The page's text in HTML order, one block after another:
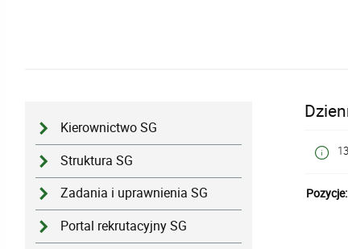
Kierownictwo SG
Struktura SG
Zadania i uprawnienia SG
Portal rekrutacyjny SG